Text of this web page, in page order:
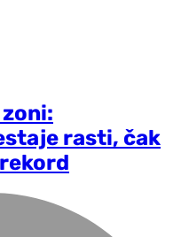
rasti, čak